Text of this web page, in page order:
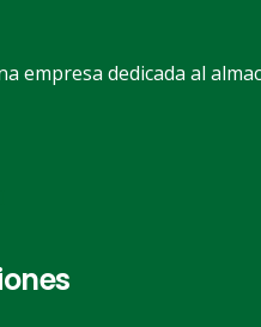
empresa dedicada al